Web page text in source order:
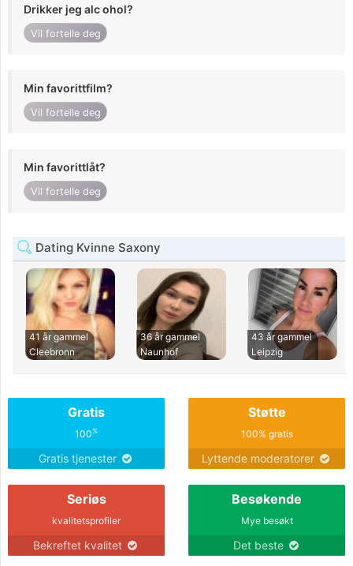
Drikker jeg alc ohol?
Vil fortelle deg
Min favorittfilm?
Vil fortelle deg
Min favorittlåt?
Vil fortelle deg
Dating Kvinne Saxony
41 år gammel
Cleebronn
36 år gammel
Naunhof
43 år gammel
Leipzig
Gratis
100%
Gratis tjenester
Støtte
100% gratis
Lyttende moderatorer
Seriøs
kvalitetsprofiler
Bekreftet kvalitet
Besøkende
Mye besøkt
Det beste